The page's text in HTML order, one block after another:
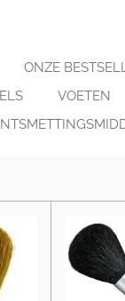
ONZE
VOETEN